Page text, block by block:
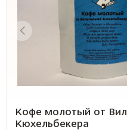
Кофе молотый от
Кюхельбекера